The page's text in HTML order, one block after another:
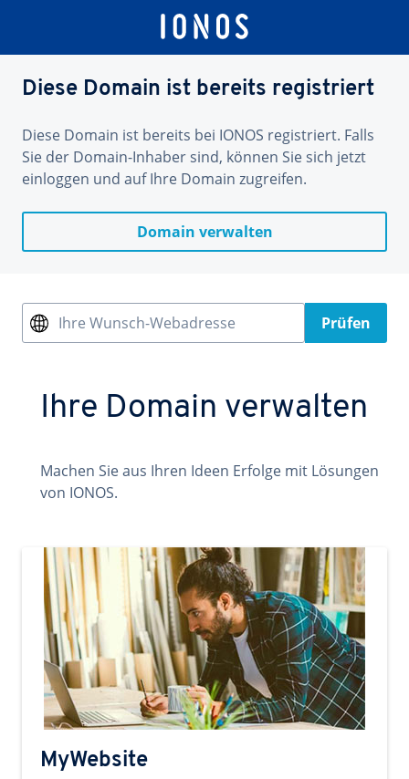
Diese Domain ist bereits registriert
Diese Domain ist bereits bei IONOS registriert. Falls
Sie der Domain-Inhaber sind, können Sie sich jetzt
einloggen und auf Ihre Domain zugreifen.
Domain verwalten
Ihre Wunsch-Webadresse Prüfen
Ihre Domain verwalten
Machen Sie aus Ihren Ideen Erfolge mit Lösungen
von IONOS.
MyWebsite